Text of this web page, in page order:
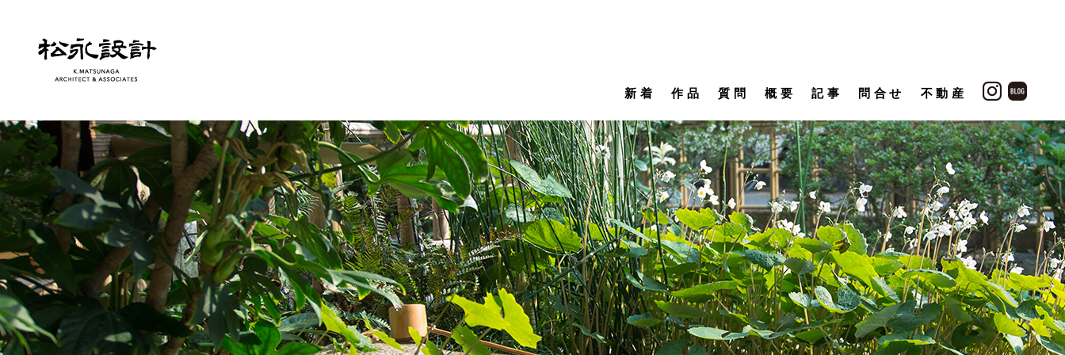
新着 作品 質問 概要 記事 問合せ 不動産